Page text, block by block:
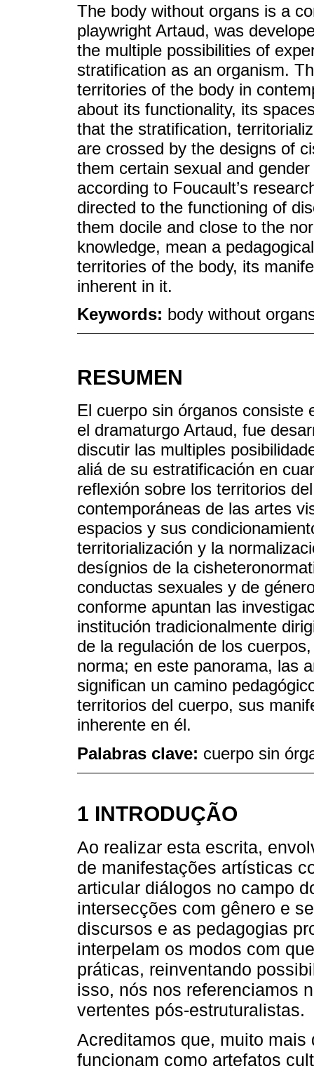
The body without organs is a
playwright Artaud, was
the multiple possibilities of
stratification as an organism.
territories of the body in
about its functionality, its
that the stratification,
are crossed by the designs of
them certain sexual and
according to Foucault’s
directed to the functioning of
them docile and close to the
knowledge, mean a
territories of the body, its
inherent in it.
Keywords: body without
RESUMEN
El cuerpo sin órganos consiste
el dramaturgo Artaud, fue
discutir las multiples
aliá de su estratificación en
reflexión sobre los territorios
contemporáneas de las artes
espacios y sus
territorialización y la
desígnios de la
conductas sexuales y de
conforme apuntan las
institución tradicionalmente
de la regulación de los
norma; en este panorama, las
significan un camino
territorios del cuerpo, sus
inherente en él.
Palabras clave: cuerpo sin
1 INTRODUÇÃO
Ao realizar esta escrita,
de manifestações artísticas
articular diálogos no campo
intersecções com gênero e
discursos e as pedagogias
interpelam os modos com
práticas, reinventando
isso, nós nos referenciamos
vertentes pós-estruturalistas.
Acreditamos que, muito
funcionam como artefatos